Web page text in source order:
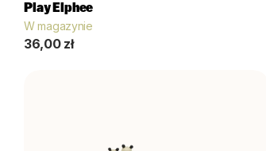
Play Elphee
W magazynie
36,00 zł